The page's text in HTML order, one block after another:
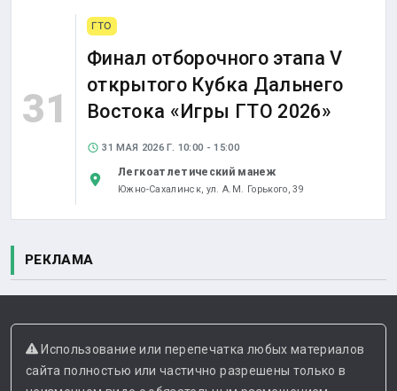
31
ГТО
Финал отборочного этапа V
открытого Кубка Дальнего
Востока «Игры ГТО 2026»
31 МАЯ 2026 Г. 10:00 - 15:00
Легкоатлетический манеж
Южно-Сахалинск, ул. А.М. Горького, 39
РЕКЛАМА
Использование или перепечатка любых материалов
сайта полностью или частично разрешены только в